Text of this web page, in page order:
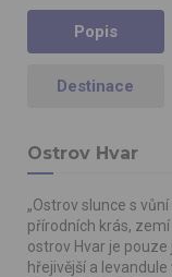
Popis
Destinace
Ostrov Hvar
„Ostrov slunce s
přírodních krás,
ostrov Hvar je
hřejivější a